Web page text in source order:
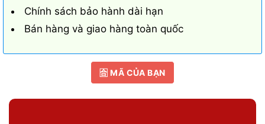
Chính sách bảo hành dài hạn
Bán hàng và giao hàng toàn quốc
🈴 MÃ CỦA BẠN